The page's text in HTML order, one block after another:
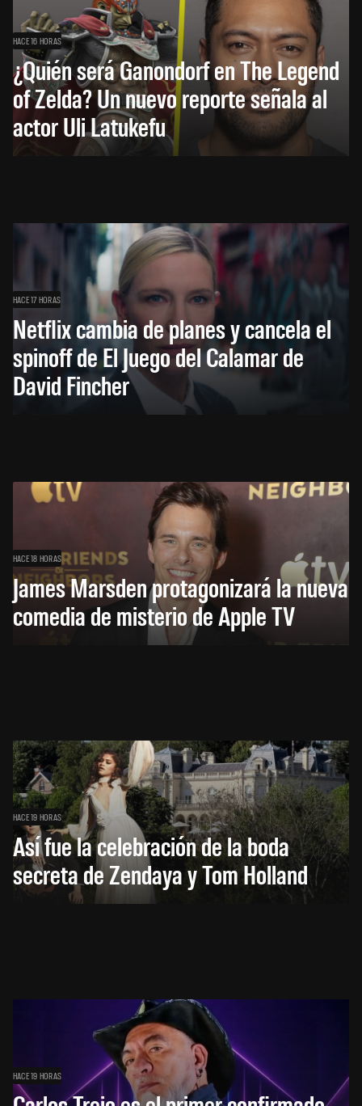
HACE 16 HORAS
¿Quién será Ganondorf en The Legend
of Zelda? Un nuevo reporte señala al
actor Uli Latukefu
HACE 17 HORAS
Netflix cambia de planes y cancela el
spinoff de El Juego del Calamar de
David Fincher
HACE 18 HORAS
James Marsden protagonizará la nueva
comedia de misterio de Apple TV
HACE 19 HORAS
Así fue la celebración de la boda
secreta de Zendaya y Tom Holland
HACE 19 HORAS